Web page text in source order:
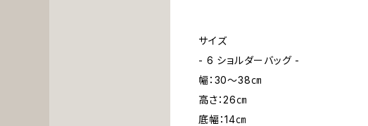
サイズ
- 6 ショルダーバッグ -
幅：30～38㎝
高さ：26㎝
底幅：14㎝